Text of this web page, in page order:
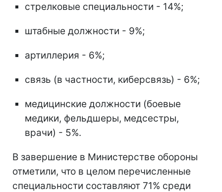
стрелковые специальности - 14%;
штабные должности - 9%;
артиллерия - 6%;
связь (в частности, киберсвязь) - 6%;
медицинские должности (боевые
медики, фельдшеры, медсестры,
врачи) - 5%.
В завершение в Министерстве обороны
отметили, что в целом перечисленные
специальности составляют 71% среди